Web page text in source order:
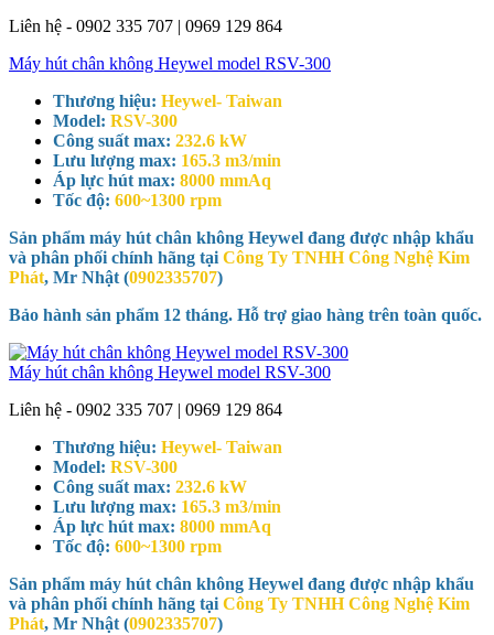
Liên hệ - 0902 335 707 | 0969 129 864
Máy hút chân không Heywel model RSV-300
Thương hiệu: Heywel- Taiwan
Model: RSV-300
Công suất max: 232.6 kW
Lưu lượng max: 165.3 m3/min
Áp lực hút max: 8000 mmAq
Tốc độ: 600~1300 rpm
Sản phẩm máy hút chân không Heywel đang được nhập khẩu
và phân phối chính hãng tại Công Ty TNHH Công Nghệ Kim
Phát, Mr Nhật (0902335707)
Bảo hành sản phẩm 12 tháng. Hỗ trợ giao hàng trên toàn quốc.
Máy hút chân không Heywel model RSV-300
Liên hệ - 0902 335 707 | 0969 129 864
Thương hiệu: Heywel- Taiwan
Model: RSV-300
Công suất max: 232.6 kW
Lưu lượng max: 165.3 m3/min
Áp lực hút max: 8000 mmAq
Tốc độ: 600~1300 rpm
Sản phẩm máy hút chân không Heywel đang được nhập khẩu
và phân phối chính hãng tại Công Ty TNHH Công Nghệ Kim
Phát, Mr Nhật (0902335707)